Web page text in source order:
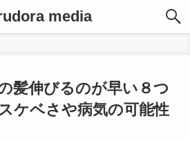
media
髪伸びるのが早い８つ
ケベさや病気の可能性